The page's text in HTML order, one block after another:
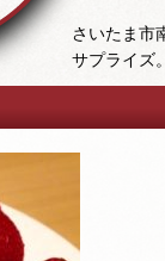
さいたま市
サプライズ